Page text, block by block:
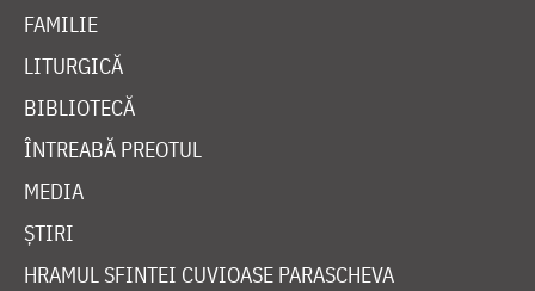
FAMILIE
LITURGICĂ
BIBLIOTECĂ
ÎNTREABĂ PREOTUL
MEDIA
ȘTIRI
HRAMUL SFINTEI CUVIOASE PARASCHEVA